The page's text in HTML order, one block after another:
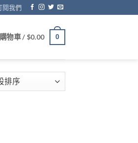
閱我們
購物車 /$0.00 0